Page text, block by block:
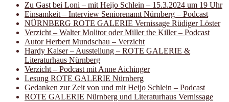
Zu Gast bei Loni – mit Heijo Schlein – 15.3.2024 um 19 Uhr
Einsamkeit – Interview Seniorenamt Nürnberg – Podcast
NÜRNBERG ROTE GALERIE Vernissage Rüdiger Löster
Verzicht – Walter Molitor oder Miller the Killer – Podcast
Autor Herbert Mundschau – Verzicht
Hardy Kaiser – Ausstellung – ROTE GALERIE &
Literaturhaus Nürnberg
Verzicht – Podcast mit Anne Aichinger
Lesung ROTE GALERIE Nürnberg
Gedanken zur Zeit von und mit Heijo Schlein – Podcast
ROTE GALERIE Nürnberg und Literaturhaus Vernissage